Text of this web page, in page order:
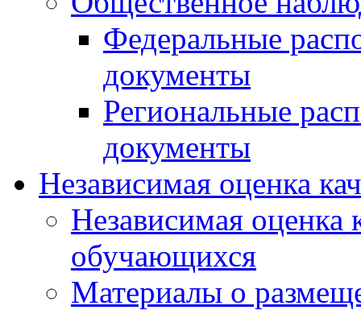
Федеральные
документы
Региональные
документы
Независимая оценка
Независимая оценка
обучающихся
Материалы о